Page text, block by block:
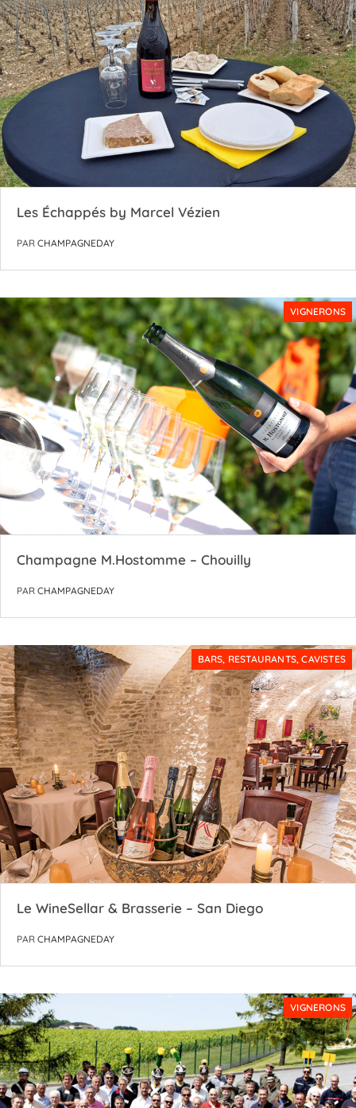
Les Échappés by Marcel Vézien
PAR CHAMPAGNEDAY
VIGNERONS
Champagne M.Hostomme – Chouilly
PAR CHAMPAGNEDAY
BARS, RESTAURANTS, CAVISTES
Le WineSellar & Brasserie – San Diego
PAR CHAMPAGNEDAY
VIGNERONS